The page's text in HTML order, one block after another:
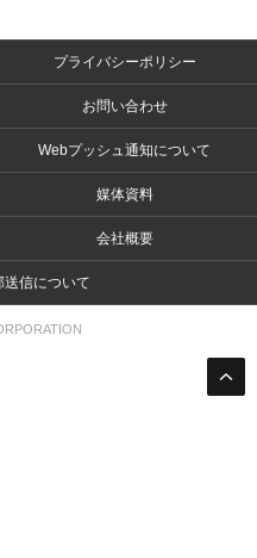
プライバシーポリシー
お問い合わせ
Webプッシュ通知について
媒体資料
会社概要
信について